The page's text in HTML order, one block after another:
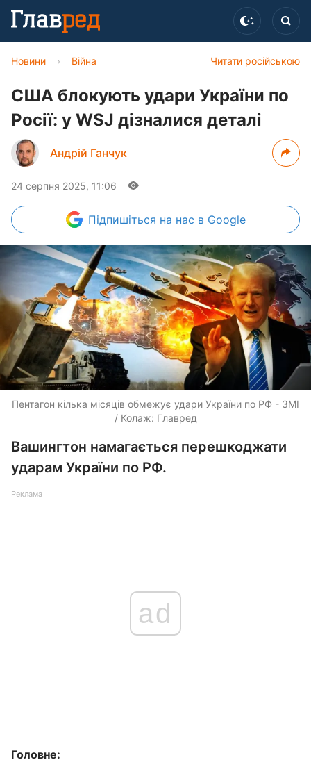
Читати російською
Новини › Війна
США блокують удари України по
Росії: у WSJ дізналися деталі
Андрій Ганчук
24 серпня 2025, 11:06
Підпишіться на нас в Google
Пентагон кілька місяців обмежує удари України по РФ - ЗМІ
/ Колаж: Главред
Вашингтон намагається перешкоджати
ударам України по РФ.
Реклама
ad
Головне: